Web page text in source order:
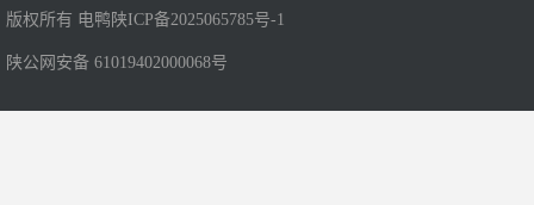
版权所有 电鸭 陕ICP备2025065785号-1
陕公网安备 61019402000068号